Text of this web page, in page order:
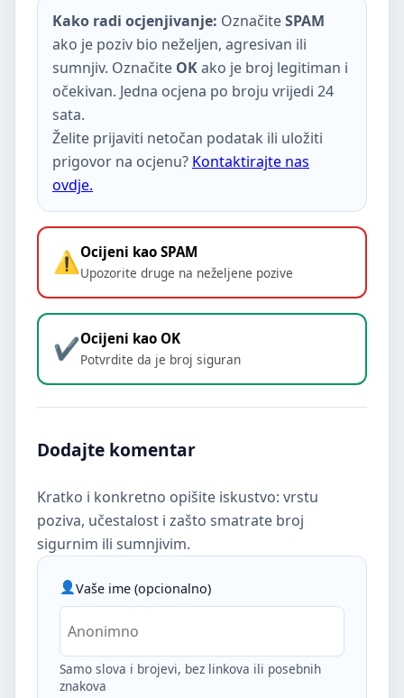
Kako radi ocjenjivanje: OznačiteSPAM
ako je poziv bio neželjen, agresivan ili
sumnjiv. Označite OKako je broj legitiman i
očekivan. Jedna ocjena po broju vrijedi 24
sata.
Želite prijaviti netočan podatak ili uložiti
prigovor na ocjenu? Kontaktirajte nas
ovdje.
Ocijeni kao SPAM
Upozorite druge na neželjene pozive
Ocijeni kao OK
Potvrdite da je broj siguran
Dodajte komentar
Kratko i konkretno opišite iskustvo: vrstu
poziva, učestalost i zašto smatrate broj
sigurnim ili sumnjivim.
Vaše ime (opcionalno)
Samo slova i brojevi, bez linkova ili posebnih
znakova